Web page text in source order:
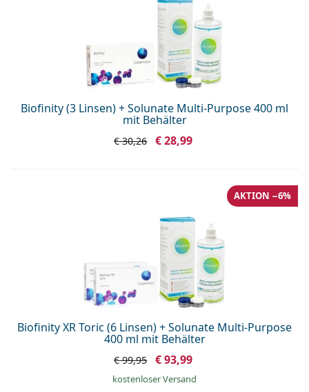
Biofinity (3 Linsen) + Solunate Multi-Purpose 400 ml
mit Behälter
€ 30,26 € 28,99
Biofinity XR Toric (6 Linsen) + Solunate Multi-Purpose
400 ml mit Behälter
AKTION −6%
€ 99,95 € 93,99
kostenloser Versand